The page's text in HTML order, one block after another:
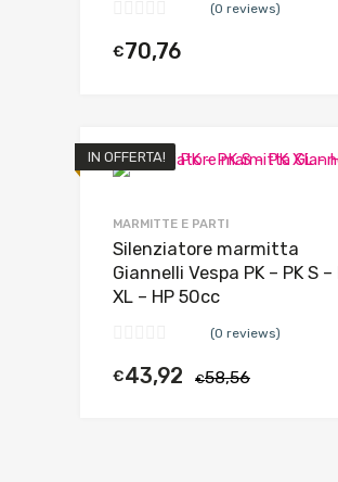
(0 reviews)
€70,76
IN OFFERTA!
MARMITTE E PARTI
Silenziatore marmitta
Giannelli Vespa PK – PK S –
XL – HP 50cc
(0 reviews)
€58,56
€43,92